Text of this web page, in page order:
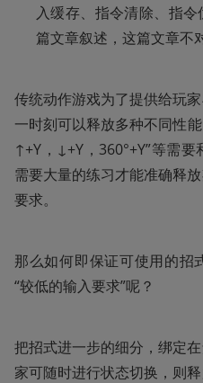
入缓存、指令清除、指
篇文章叙述，这篇文章不
传统动作游戏为了提供给玩
一时刻可以释放多种不同性
↑+Y，↓+Y，360°+Y”等需
需要大量的练习才能准确释
要求。
那么如何即保证可使用的招
“较低的输入要求”呢？
把招式进一步的细分，绑定
家可随时进行状态切换，则